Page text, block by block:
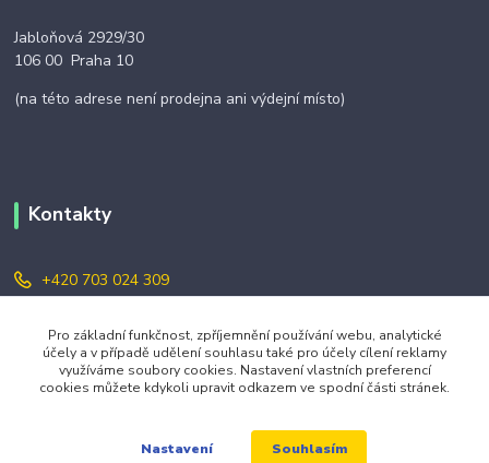
Jabloňová 2929/30
106 00 Praha 10
(na této adrese není prodejna ani výdejní místo)
Kontakty
+420 703 024 309
objednavky@zavazuj.cz
Pro základní funkčnost, zpříjemnění používání webu, analytické
účely a v případě udělení souhlasu také pro účely cílení reklamy
využíváme soubory cookies. Nastavení vlastních preferencí
cookies můžete kdykoli upravit odkazem ve spodní části stránek.
Nastavení Souhlasím